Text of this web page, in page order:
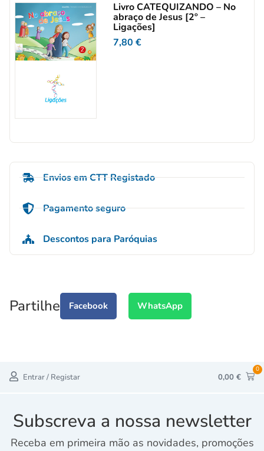
Livro CATEQUIZANDO – No
abraço de Jesus [2º –
Ligações]
7,80€
Envios em CTT Registado
Pagamento seguro
Descontos para Paróquias
Partilhe Facebook WhatsApp
Entrar / Registar 0,00 €
0
Subscreva a nossa newsletter
Receba em primeira mão as novidades, promoções